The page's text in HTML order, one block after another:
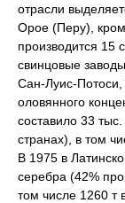
отрасли
Орое (Перу),
производится 15
свинцовые
Сан-Луис-Потоси,
оловянного
составило 33 тыс.
странах), в том
В 1975 в
серебра (42%
том числе 1260 т